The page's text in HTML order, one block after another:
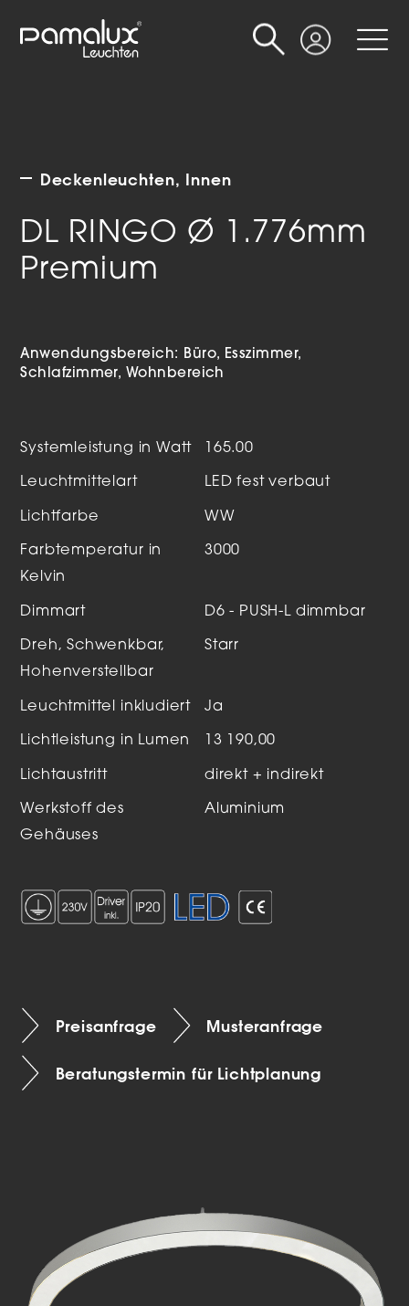
Login
Suche
Deckenleuchten Innen
DL RINGO Ø 1.776mm
Premium
Anwendungsbereich: Büro
Esszimmer
Schlafzimmer
Wohnbereich
Systemleistung in Watt 165.00
Leuchtmittelart LED fest verbaut
Lichtfarbe WW
Farbtemperatur in
Kelvin
3000
Dimmart D6 - PUSH-L dimmbar
Dreh, Schwenkbar,
Hohenverstellbar
Starr
Leuchtmittel inkludiert Ja
Lichtleistung in Lumen 13 190,00
Lichtaustritt direkt + indirekt
Werkstoff des
Gehäuses
Aluminium
Preisanfrage Musteranfrage
Beratungstermin für Lichtplanung